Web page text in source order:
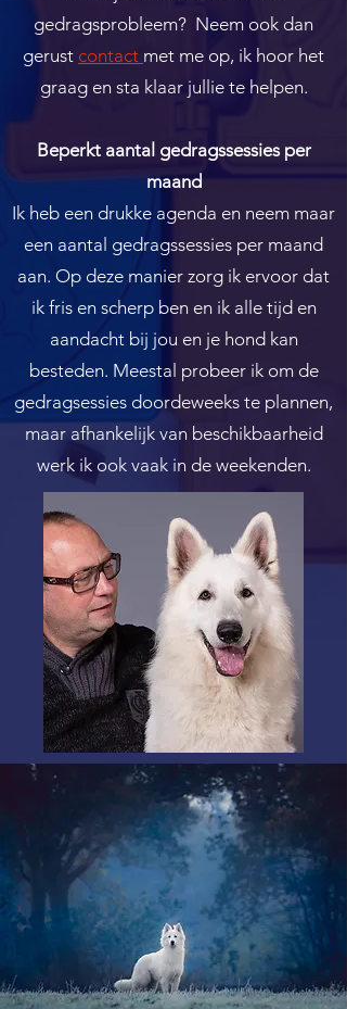
gedragsprobleem? Neem ook dan
gerust contact met me op, ik hoor het
graag en sta klaar jullie te helpen.
Beperkt aantal gedragssessies per
maand
Ik heb een drukke agenda en neem maar
een aantal gedragssessies per maand
aan. Op deze manier zorg ik ervoor dat
ik fris en scherp ben en ik alle tijd en
aandacht bij jou en je hond kan
besteden. Meestal probeer ik om de
gedragsessies doordeweeks te plannen,
maar afhankelijk van beschikbaarheid
werk ik ook vaak in de weekenden.